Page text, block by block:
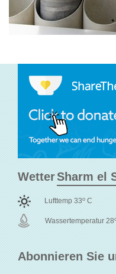
Abonnieren Sie
Wetter
Lufttemp 33o C
Wassertemperatur 28